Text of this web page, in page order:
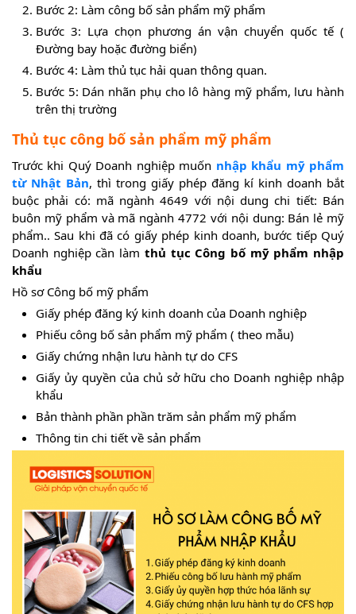
Bước 2: Làm công bố sản phẩm mỹ phẩm
Bước 3: Lựa chọn phương án vận chuyển quốc tế (
Đường bay hoặc đường biển)
Bước 4: Làm thủ tục hải quan thông quan.
Bước 5: Dán nhãn phụ cho lô hàng mỹ phẩm, lưu hành
trên thị trường
Thủ tục công bố sản phẩm mỹ phẩm
Trước khi Quý Doanh nghiệp muốn nhập khẩu mỹ phẩm
từ Nhật Bản, thì trong giấy phép đăng kí kinh doanh bắt
buộc phải có: mã ngành 4649 với nội dung chi tiết: Bán
buôn mỹ phẩm và mã ngành 4772 với nội dung: Bán lẻ mỹ
phẩm.. Sau khi đã có giấy phép kinh doanh, bước tiếp Quý
Doanh nghiệp cần làm thủ tục Công bố mỹ phẩm nhập
khẩu
Hồ sơ Công bố mỹ phẩm
Giấy phép đăng ký kinh doanh của Doanh nghiệp
Phiếu công bố sản phẩm mỹ phẩm ( theo mẫu)
Giấy chứng nhận lưu hành tự do CFS
Giấy ủy quyền của chủ sở hữu cho Doanh nghiệp nhập
khẩu
Bản thành phần phần trăm sản phẩm mỹ phẩm
Thông tin chi tiết về sản phẩm